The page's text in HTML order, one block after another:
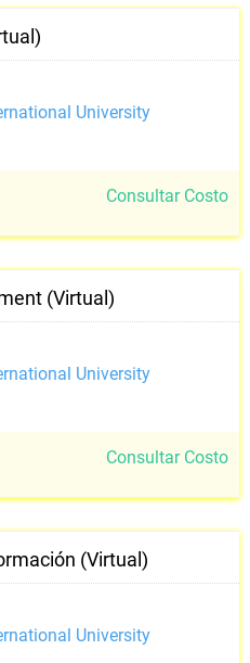
University
Consultar Costo
(Virtual)
University
Consultar Costo
(Virtual)
University